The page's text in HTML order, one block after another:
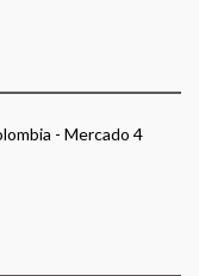
- Mercado 4